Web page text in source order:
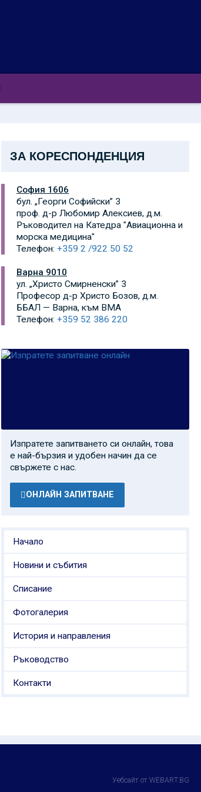
ЗА КОРЕСПОНДЕНЦИЯ
София 1606
бул. „Георги Софийски” 3
проф. д-р Любомир Алексиев, д.м.
Ръководител на Катедра "Авиационна и
морска медицина"
Телефон: +359 2 /922 50 52
Варна 9010
ул. „Христо Смирненски” 3
Професор д-р Христо Бозов, д.м.
ББАЛ — Варна, към ВМA
Телефон: +359 52 386 220
Изпратете запитването си онлайн, това
е най-бързия и удобен начин да се
свържете с нас.
ОНЛАЙН ЗАПИТВАНЕ
Начало
Новини и събития
Списание
Фотогалерия
История и направления
Ръководство
Контакти
Уебсайт от WEBART.BG